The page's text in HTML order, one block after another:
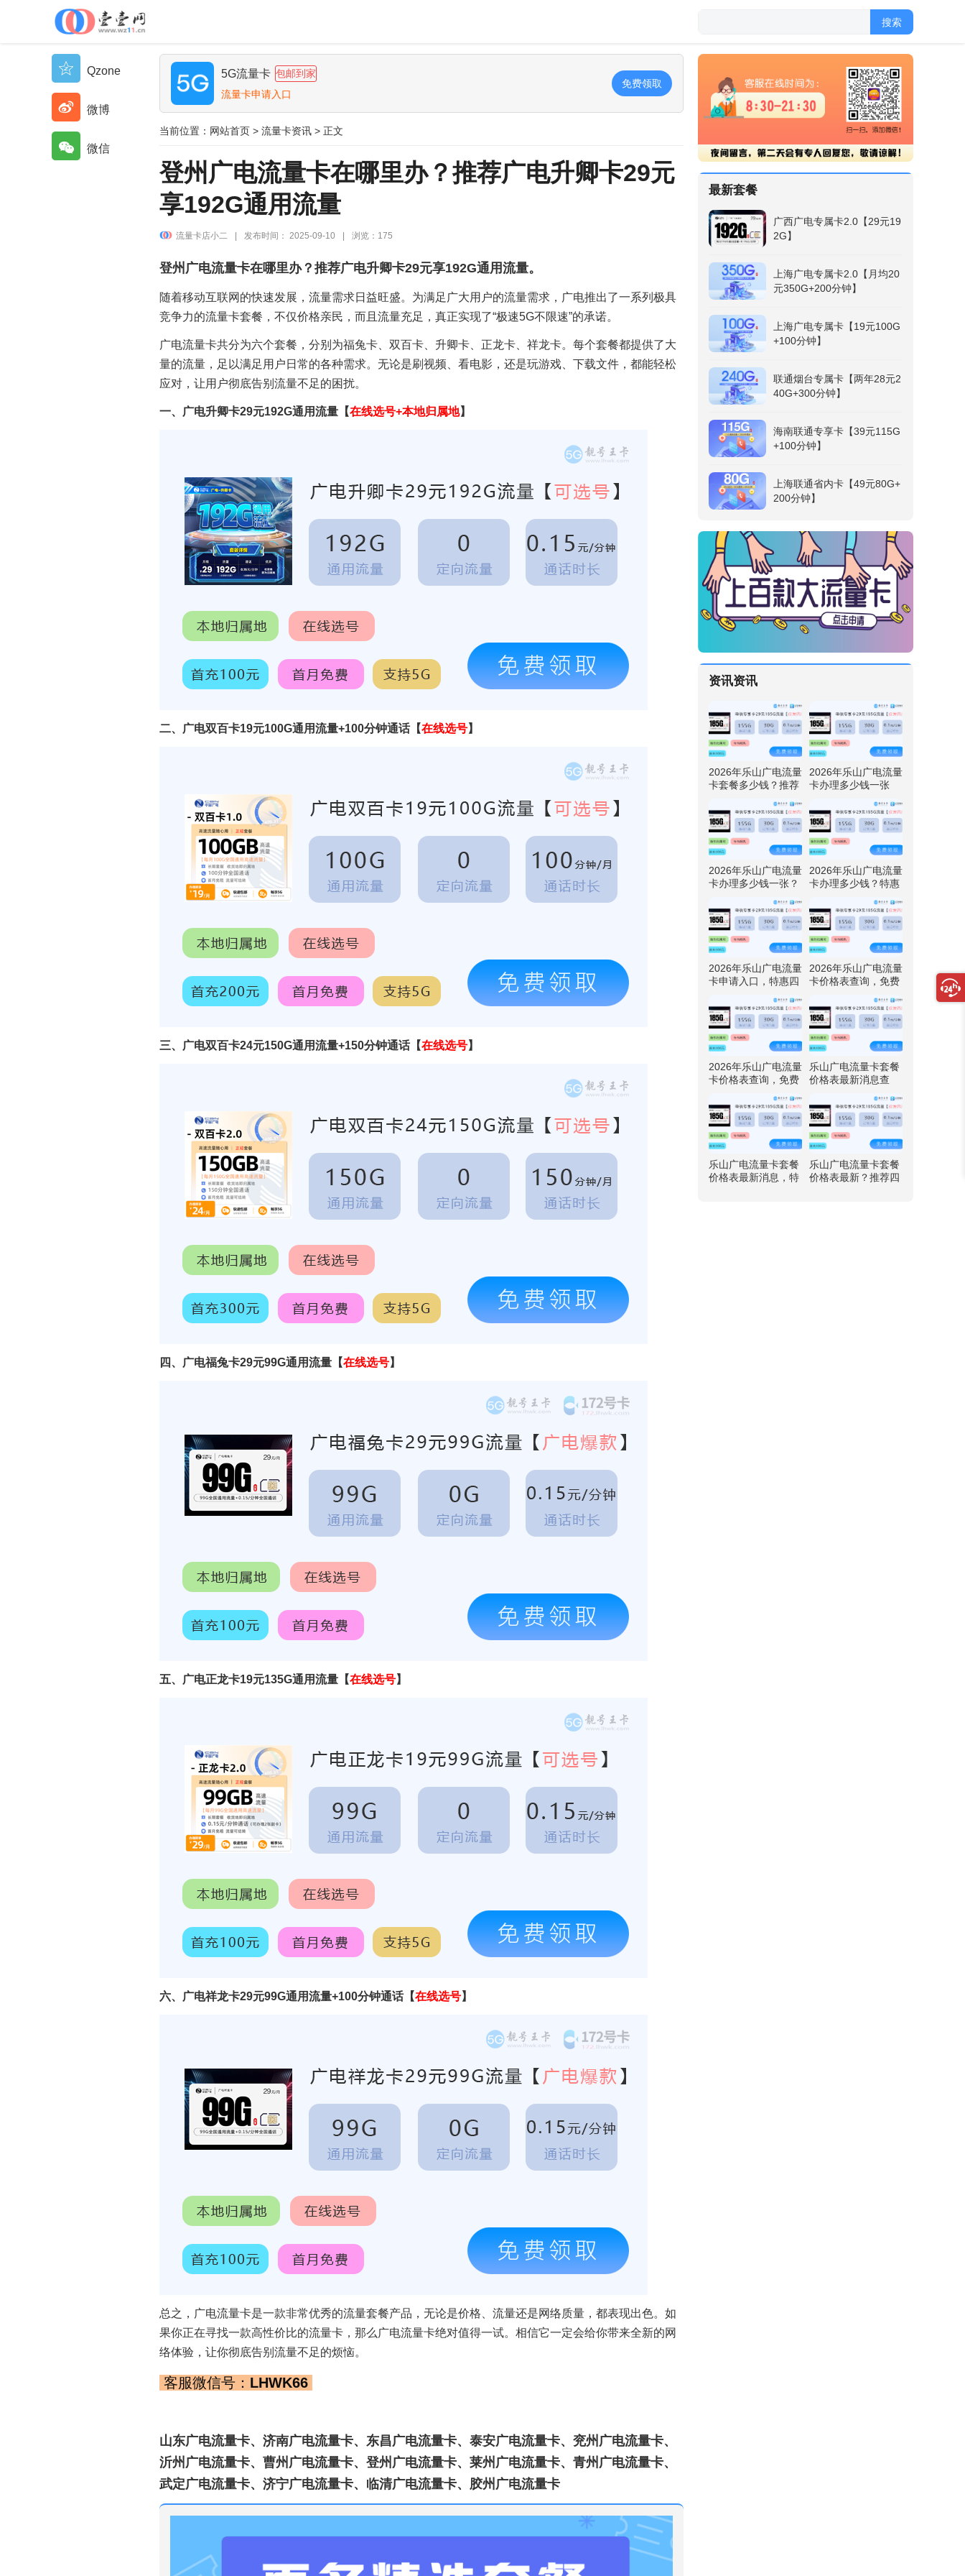
搜索
5G流量卡 包邮到家
流量卡申请入口
免费领取
当前位置： 网站首页 > 流量卡资讯 > 正文
登州广电流量卡在哪里办？推荐广电升卿卡29元
享192G通用流量
流量卡店小二 发布时间： 2025-09-10 浏览：175
登州广电流量卡在哪里办？推荐广电升卿卡29元享192G通用流量。
随着移动互联网的快速发展，流量需求日益旺盛。为满足广大用户的流量需求，广电推出了一系列极具
竞争力的流量卡套餐，不仅价格亲民，而且流量充足，真正实现了“极速5G不限速”的承诺。
广电流量卡共分为六个套餐，分别为福兔卡、双百卡、升卿卡、正龙卡、祥龙卡。每个套餐都提供了大
量的流量，足以满足用户日常的各种需求。无论是刷视频、看电影，还是玩游戏、下载文件，都能轻松
应对，让用户彻底告别流量不足的困扰。
一、广电升卿卡29元192G通用流量 【在线选号+本地归属地】
二、广电双百卡19元100G通用流量+100分钟通话【在线选号】
三、广电双百卡24元150G通用流量+150分钟通话【在线选号】
四、广电福兔卡29元99G通用流量 【在线选号】
五、广电正龙卡19元135G通用流量【在线选号】
六、广电祥龙卡29元99G通用流量+100分钟通话【在线选号】
总之，广电流量卡是一款非常优秀的流量套餐产品，无论是价格、流量还是网络质量，都表现出色。如
果你正在寻找一款高性价比的流量卡，那么广电流量卡绝对值得一试。相信它一定会给你带来全新的网
络体验，让你彻底告别流量不足的烦恼。
客服微信号： LHWK66
山东广电流量卡、济南广电流量卡、东昌广电流量卡、泰安广电流量卡、兖州广电流量卡、
沂州广电流量卡、曹州广电流量卡、登州广电流量卡、莱州广电流量卡、青州广电流量卡、
武定广电流量卡、济宁广电流量卡、临清广电流量卡、胶州广电流量卡
Qzone
微博
微信
最新套餐
广西广电专属卡2.0【29元19
2G】
上海广电专属卡2.0【月均20
元350G+200分钟】
上海广电专属卡【19元100G
+100分钟】
联通烟台专属卡【两年28元2
40G+300分钟】
海南联通专享卡【39元115G
+100分钟】
上海联通省内卡【49元80G+
200分钟】
资讯资讯
2026年乐山广电流量
卡套餐多少钱？推荐
G流量
2026年乐山广电流量
卡办理多少钱一张
29元192G流量
2026年乐山广电流量
卡办理多少钱一张？
29元192G流量
2026年乐山广电流量
卡办理多少钱？特惠
G流量
2026年乐山广电流量
卡申请入口，特惠四
流量
2026年乐山广电流量
卡价格表查询，免费
192G流量
2026年乐山广电流量
卡价格表查询，免费
192G流量
乐山广电流量卡套餐
价格表最新消息查
29元192G流量
乐山广电流量卡套餐
价格表最新消息，特
乐山广电流量卡套餐
价格表最新？推荐四